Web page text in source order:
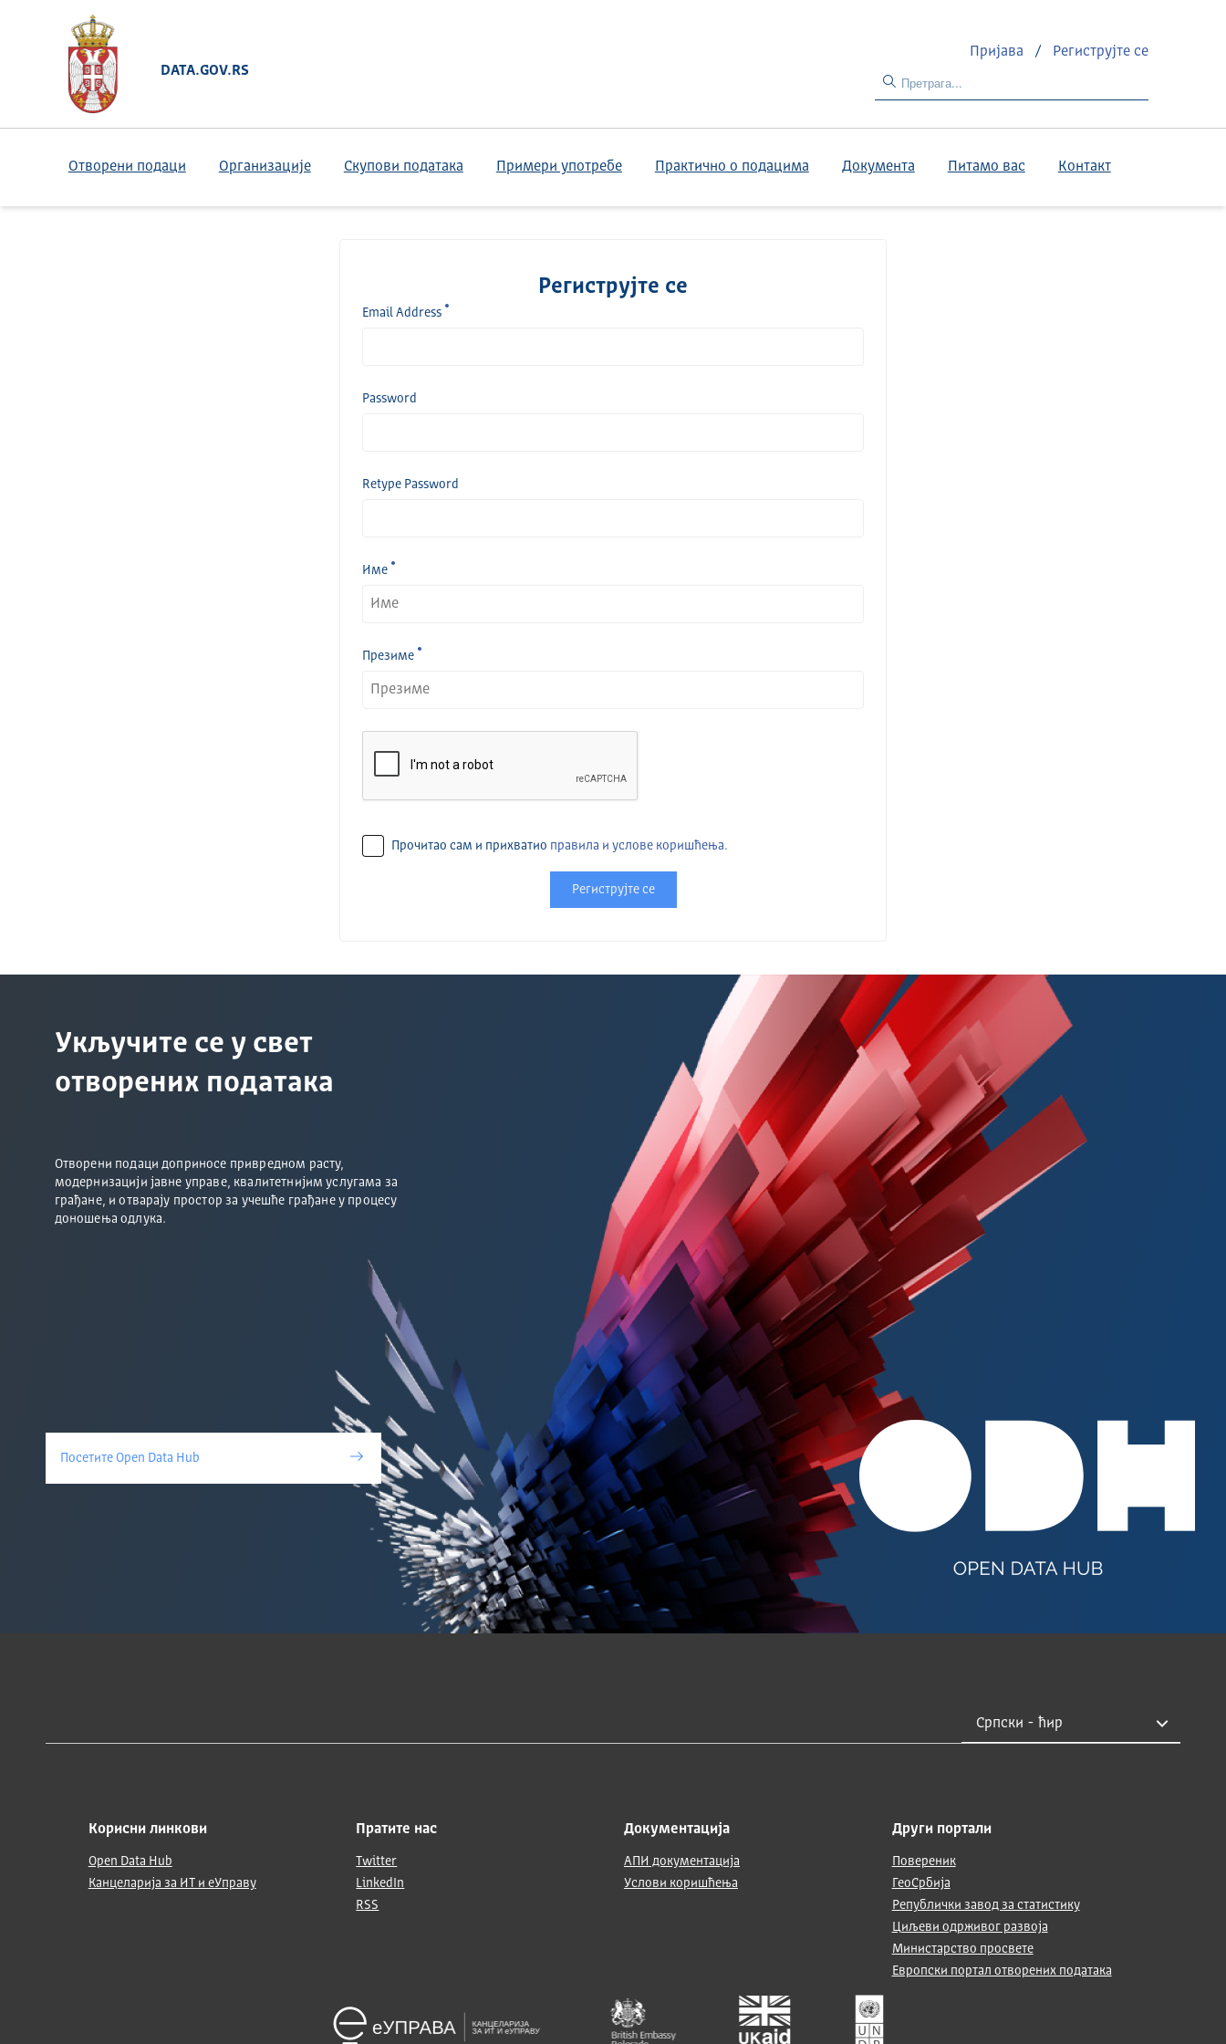
DATA.GOV.RS
Пријава / Региструјте се
Отворени подаци Организације Скупови података Примери употребе Практично о подацима Документа Питамо вас Контакт
Региструјте се
Email Address
Password
Retype Password
Име
Презиме
Прочитао сам и прихватио правила и услове коришћења.
Региструјте се
Укључите се у свет
отворених података
Отворени подаци доприносе привредном расту,
модернизацији јавне управе, квалитетнијим услугама за
грађане, и отварају простор за учешће грађане у процесу
доношења одлука.
Посетите Open Data Hub
Корисни линкови
Open Data Hub
Канцеларија за ИТ и еУправу
Пратите нас
Twitter
LinkedIn
RSS
Документација
АПИ документација
Услови коришћења
Други портали
Повереник
ГеоСрбија
Републички завод за статистику
Циљеви одрживог развоја
Министарство просвете
Европски портал отворених података